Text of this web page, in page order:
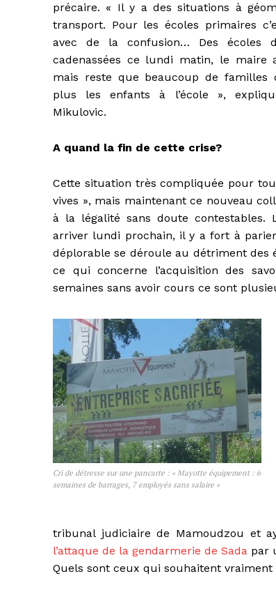
précaire. « Il y a des situations à
transport. Pour les écoles primaires
avec de la confusion… Des écoles
cadenassées ce lundi matin, le
mais reste que beaucoup de familles
plus les enfants à l’école »,
Mikulovic.
A quand la fin de cette crise?
Cette situation très compliquée pour
vives », mais maintenant ce nouveau
à la légalité sans doute contestables.
arriver lundi prochain, il y a fort à
déplorable se déroule au détriment des
ce qui concerne l’acquisition des
semaines sans avoir cours ce sont
Cri de détresse sur une pancarte : « Mayotte équipement : 6
semaines de barrages, 7 employés sans salaire »
tribunal judiciaire de Mamoudzou et
l’attaque de la gendarmerie de Sada par
Quels sont ceux qui souhaitent